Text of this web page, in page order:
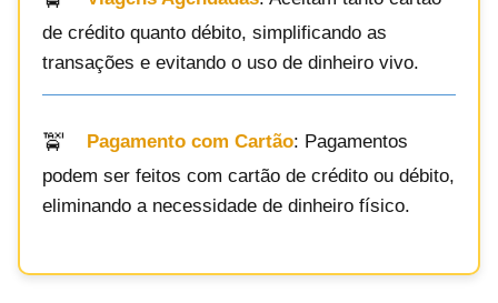
de crédito quanto débito, simplificando as
transações e evitando o uso de dinheiro vivo.
Pagamento com Cartão: Pagamentos
podem ser feitos com cartão de crédito ou débito,
eliminando a necessidade de dinheiro físico.